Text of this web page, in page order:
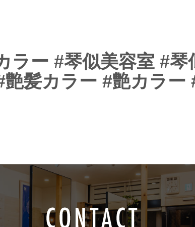
ラー #琴似美容室 #琴
髪カラー #艶カラー